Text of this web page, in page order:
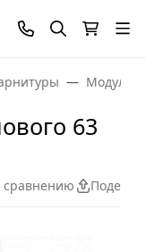
63
сравнению